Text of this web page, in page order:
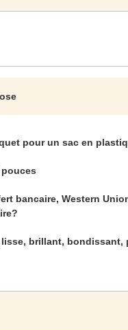
pour un sac en
pouces
bancaire, Western
lisse, brillant, bondissant,